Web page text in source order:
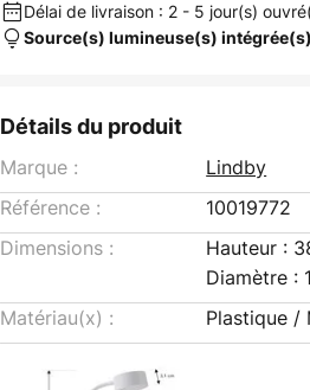
Délai de livraison : 2 - 5 jour(s)
Source(s) lumineuse(s) intégrée(s)
Détails du produit
Marque :
Lindby
Référence :
10019772
Dimensions :
Hauteur :
Diamètre :
Matériau(x) :
Plastique /